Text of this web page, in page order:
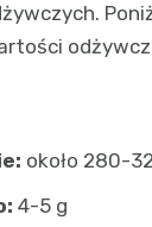
około 280-
4-5 g